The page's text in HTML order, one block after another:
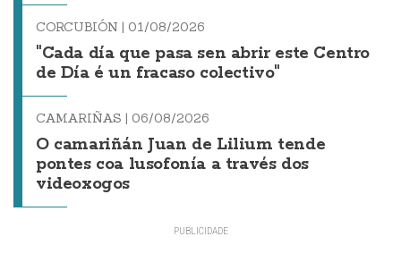
CORCUBIÓN | 01/08/2026
"Cada día que pasa sen abrir este Centro
de Día é un fracaso colectivo"
CAMARIÑAS | 06/08/2026
O camariñán Juan de Lilium tende
pontes coa lusofonía a través dos
videoxogos